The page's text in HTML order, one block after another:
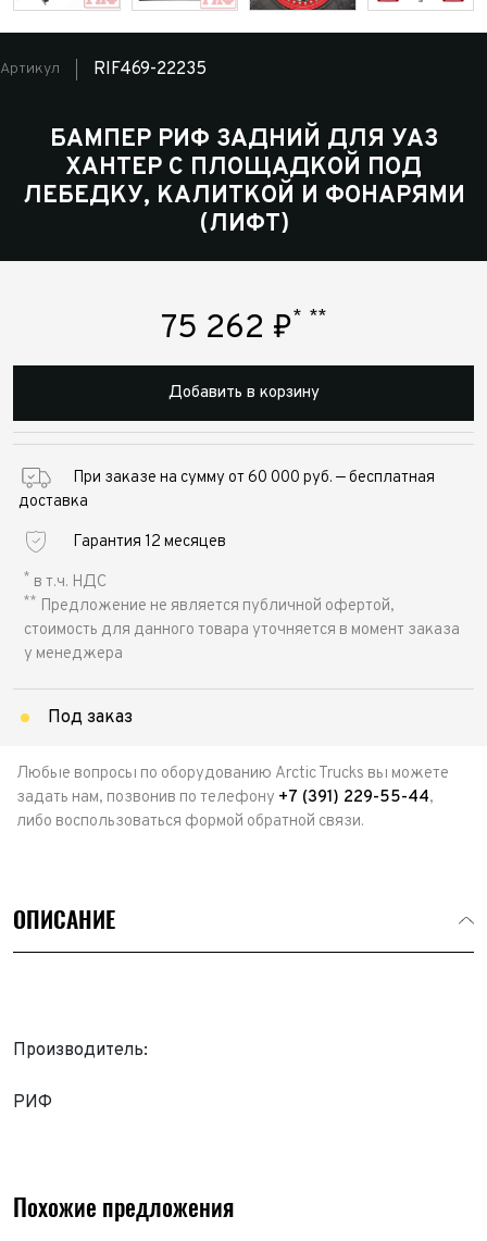
Артикул RIF469-22235
БАМПЕР РИФ ЗАДНИЙ ДЛЯ УАЗ
ХАНТЕР С ПЛОЩАДКОЙ ПОД
ЛЕБЕДКУ, КАЛИТКОЙ И ФОНАРЯМИ
(ЛИФТ)
75 262 ₽* **
Добавить в корзину
При заказе на сумму от 60 000 руб. — бесплатная
доставка
Гарантия 12 месяцев
* в т.ч. НДС
** Предложение не является публичной офертой,
стоимость для данного товара уточняется в момент заказа
у менеджера
Под заказ
Любые вопросы по оборудованию Arctic Trucks вы можете
задать нам, позвонив по телефону +7 (391) 229-55-44,
либо воспользоваться формой обратной связи.
ОПИСАНИЕ
Производитель:
РИФ
Похожие предложения
Телефон*
ФИО*